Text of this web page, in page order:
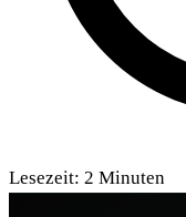
Lesezeit: 2 Minuten